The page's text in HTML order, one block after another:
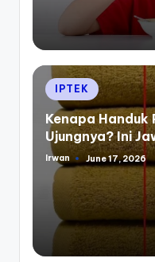
Posted
in
IPTEK
Kenapa Handuk
Ujungnya? Ini
Posted
by
Irwan June 17, 2026